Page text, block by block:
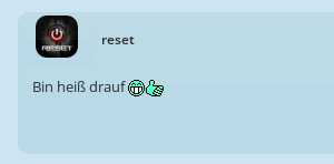
reset
Bin heiß drauf